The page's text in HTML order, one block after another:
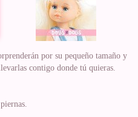
por su pequeño tamaño y
contigo donde tú quieras.